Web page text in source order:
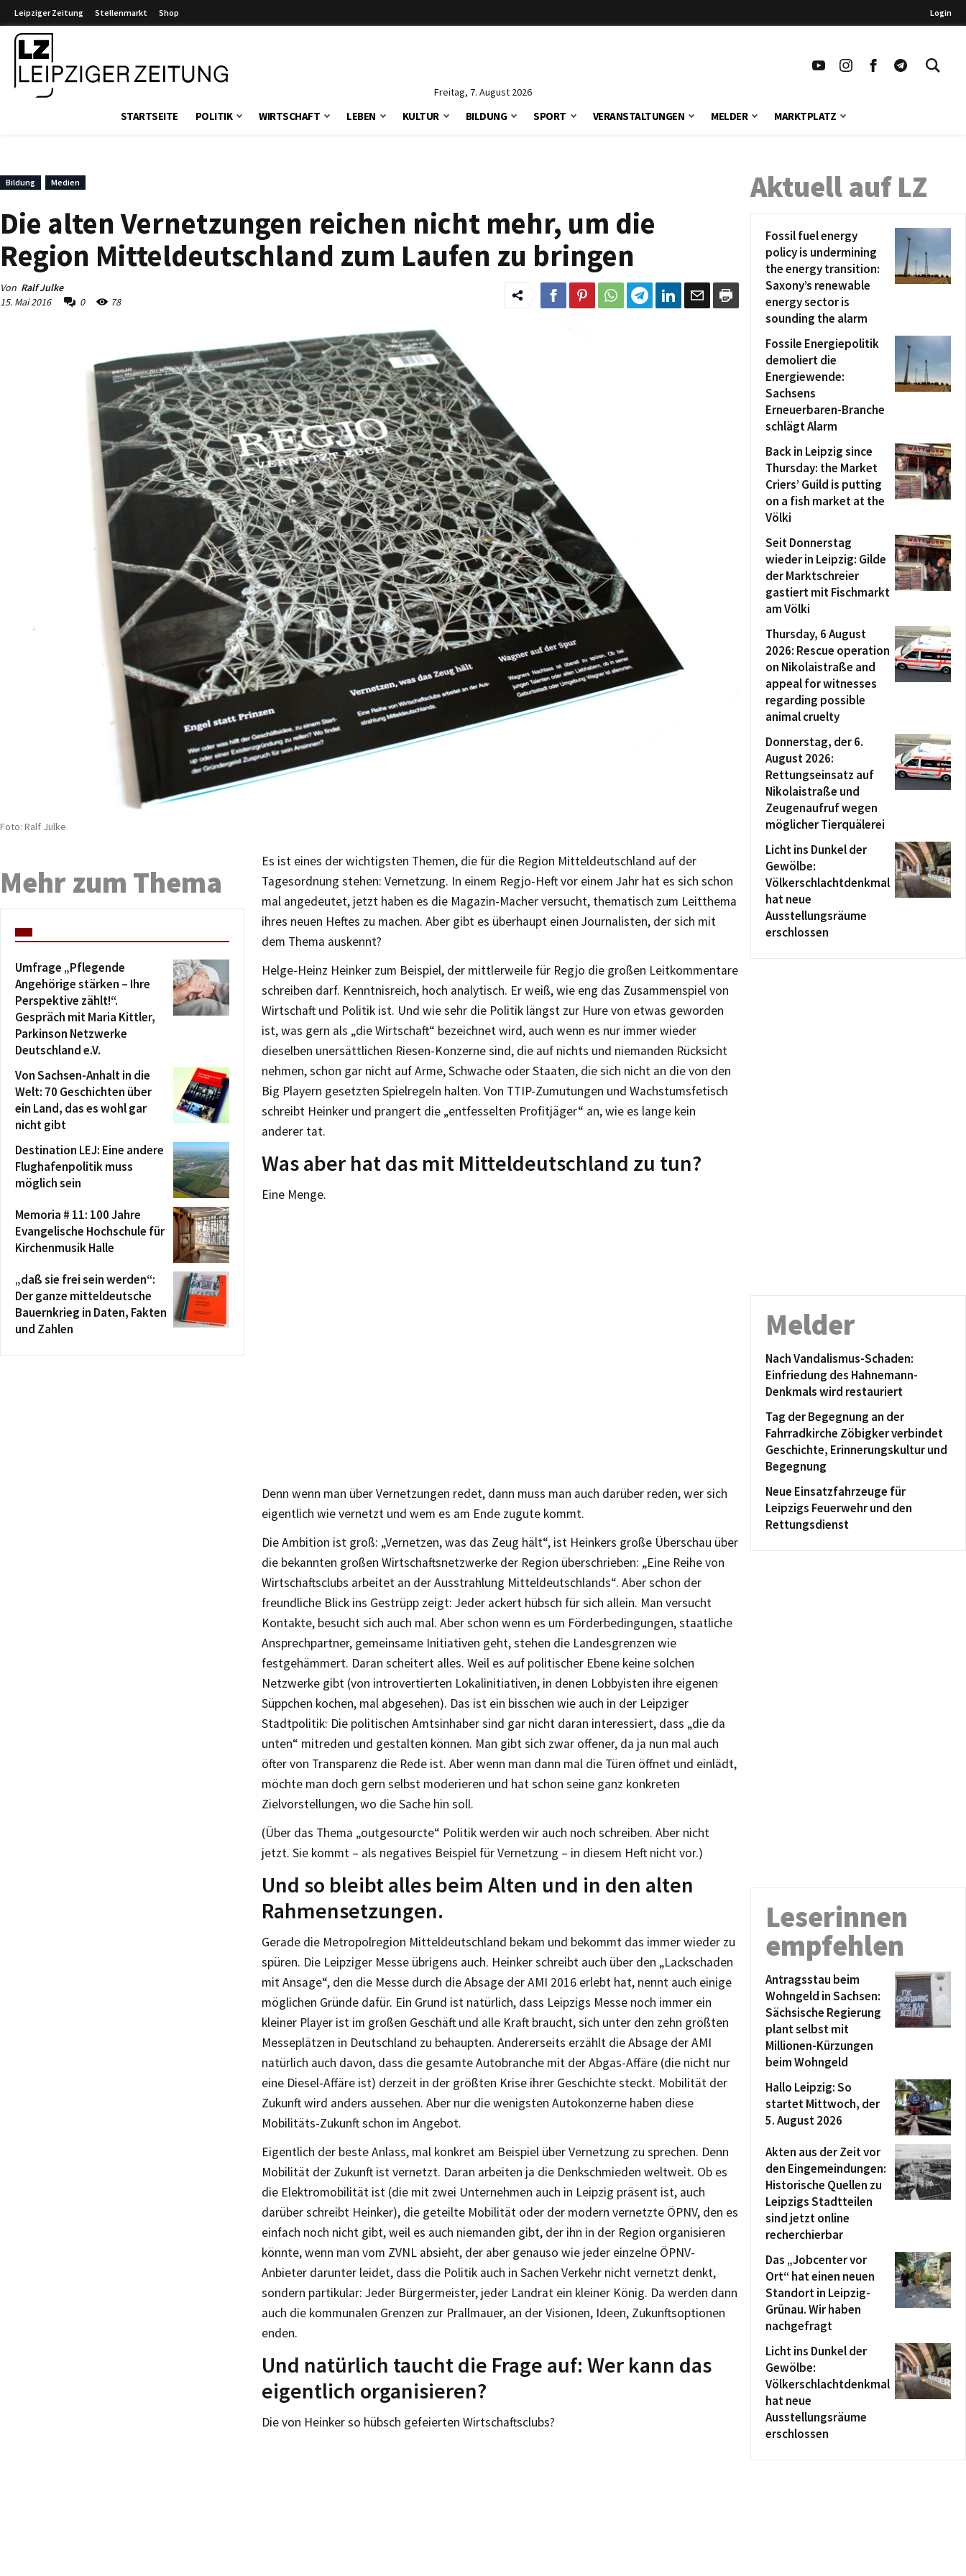
Leipziger Zeitung Stellenmarkt Shop Login
Freitag, 7. August 2026
STARTSEITE POLITIK WIRTSCHAFT LEBEN KULTUR BILDUNG SPORT VERANSTALTUNGEN MELDER MARKTPLATZ
Bildung Medien
Die alten Vernetzungen reichen nicht mehr, um die
Region Mitteldeutschland zum Laufen zu bringen
Von Ralf Julke
15. Mai 2016
0 78
Foto: Ralf Julke
Es ist eines der wichtigsten Themen, die für die Region Mitteldeutschland auf der
Tagesordnung stehen: Vernetzung. In einem Regjo-Heft vor einem Jahr hat es sich schon
mal angedeutet, jetzt haben es die Magazin-Macher versucht, thematisch zum Leitthema
ihres neuen Heftes zu machen. Aber gibt es überhaupt einen Journalisten, der sich mit
dem Thema auskennt?
Helge-Heinz Heinker zum Beispiel, der mittlerweile für Regjo die großen Leitkommentare
schreiben darf. Kenntnisreich, hoch analytisch. Er weiß, wie eng das Zusammenspiel von
Wirtschaft und Politik ist. Und wie sehr die Politik längst zur Hure von etwas geworden
ist, was gern als „die Wirtschaft“ bezeichnet wird, auch wenn es nur immer wieder
dieselben unersättlichen Riesen-Konzerne sind, die auf nichts und niemanden Rücksicht
nehmen, schon gar nicht auf Arme, Schwache oder Staaten, die sich nicht an die von den
Big Playern gesetzten Spielregeln halten. Von TTIP-Zumutungen und Wachstumsfetisch
schreibt Heinker und prangert die „entfesselten Profitjäger“ an, wie es lange kein
anderer tat.
Was aber hat das mit Mitteldeutschland zu tun?
Eine Menge.
Denn wenn man über Vernetzungen redet, dann muss man auch darüber reden, wer sich
eigentlich wie vernetzt und wem es am Ende zugute kommt.
Die Ambition ist groß: „Vernetzen, was das Zeug hält“, ist Heinkers große Überschau über
die bekannten großen Wirtschaftsnetzwerke der Region überschrieben: „Eine Reihe von
Wirtschaftsclubs arbeitet an der Ausstrahlung Mitteldeutschlands“. Aber schon der
freundliche Blick ins Gestrüpp zeigt: Jeder ackert hübsch für sich allein. Man versucht
Kontakte, besucht sich auch mal. Aber schon wenn es um Förderbedingungen, staatliche
Ansprechpartner, gemeinsame Initiativen geht, stehen die Landesgrenzen wie
festgehämmert. Daran scheitert alles. Weil es auf politischer Ebene keine solchen
Netzwerke gibt (von introvertierten Lokalinitiativen, in denen Lobbyisten ihre eigenen
Süppchen kochen, mal abgesehen). Das ist ein bisschen wie auch in der Leipziger
Stadtpolitik: Die politischen Amtsinhaber sind gar nicht daran interessiert, dass „die da
unten“ mitreden und gestalten können. Man gibt sich zwar offener, da ja nun mal auch
öfter von Transparenz die Rede ist. Aber wenn man dann mal die Türen öffnet und einlädt,
möchte man doch gern selbst moderieren und hat schon seine ganz konkreten
Zielvorstellungen, wo die Sache hin soll.
(Über das Thema „outgesourcte“ Politik werden wir auch noch schreiben. Aber nicht
jetzt. Sie kommt – als negatives Beispiel für Vernetzung – in diesem Heft nicht vor.)
Und so bleibt alles beim Alten und in den alten
Rahmensetzungen.
Gerade die Metropolregion Mitteldeutschland bekam und bekommt das immer wieder zu
spüren. Die Leipziger Messe übrigens auch. Heinker schreibt auch über den „Lackschaden
mit Ansage“, den die Messe durch die Absage der AMI 2016 erlebt hat, nennt auch einige
möglichen Gründe dafür. Ein Grund ist natürlich, dass Leipzigs Messe noch immer ein
kleiner Player ist im großen Geschäft und alle Kraft braucht, sich unter den zehn größten
Messeplätzen in Deutschland zu behaupten. Andererseits erzählt die Absage der AMI
natürlich auch davon, dass die gesamte Autobranche mit der Abgas-Affäre (die nicht nur
eine Diesel-Affäre ist) derzeit in der größten Krise ihrer Geschichte steckt. Mobilität der
Zukunft wird anders aussehen. Aber nur die wenigsten Autokonzerne haben diese
Mobilitäts-Zukunft schon im Angebot.
Eigentlich der beste Anlass, mal konkret am Beispiel über Vernetzung zu sprechen. Denn
Mobilität der Zukunft ist vernetzt. Daran arbeiten ja die Denkschmieden weltweit. Ob es
die Elektromobilität ist (die mit zwei Unternehmen auch in Leipzig präsent ist, auch
darüber schreibt Heinker), die geteilte Mobilität oder der modern vernetzte ÖPNV, den es
einfach noch nicht gibt, weil es auch niemanden gibt, der ihn in der Region organisieren
könnte, wenn man vom ZVNL absieht, der aber genauso wie jeder einzelne ÖPNV-
Anbieter darunter leidet, dass die Politik auch in Sachen Verkehr nicht vernetzt denkt,
sondern partikular: Jeder Bürgermeister, jeder Landrat ein kleiner König. Da werden dann
auch die kommunalen Grenzen zur Prallmauer, an der Visionen, Ideen, Zukunftsoptionen
enden.
Und natürlich taucht die Frage auf: Wer kann das
eigentlich organisieren?
Die von Heinker so hübsch gefeierten Wirtschaftsclubs?
Mehr zum Thema
Umfrage „Pflegende
Angehörige stärken – Ihre
Perspektive zählt!“.
Gespräch mit Maria Kittler,
Parkinson Netzwerke
Deutschland e.V.
Von Sachsen-Anhalt in die
Welt: 70 Geschichten über
ein Land, das es wohl gar
nicht gibt
Destination LEJ: Eine andere
Flughafenpolitik muss
möglich sein
Memoria # 11: 100 Jahre
Evangelische Hochschule für
Kirchenmusik Halle
„daß sie frei sein werden“:
Der ganze mitteldeutsche
Bauernkrieg in Daten, Fakten
und Zahlen
Aktuell auf LZ
Fossil fuel energy
policy is undermining
the energy transition:
Saxony’s renewable
energy sector is
sounding the alarm
Fossile Energiepolitik
demoliert die
Energiewende:
Sachsens
Erneuerbaren-Branche
schlägt Alarm
Back in Leipzig since
Thursday: the Market
Criers’ Guild is putting
on a fish market at the
Völki
Seit Donnerstag
wieder in Leipzig: Gilde
der Marktschreier
gastiert mit Fischmarkt
am Völki
Thursday, 6 August
2026: Rescue operation
on Nikolaistraße and
appeal for witnesses
regarding possible
animal cruelty
Donnerstag, der 6.
August 2026:
Rettungseinsatz auf
Nikolaistraße und
Zeugenaufruf wegen
möglicher Tierquälerei
Licht ins Dunkel der
Gewölbe:
Völkerschlachtdenkmal
hat neue
Ausstellungsräume
erschlossen
Melder
Nach Vandalismus-Schaden:
Einfriedung des Hahnemann-
Denkmals wird restauriert
Tag der Begegnung an der
Fahrradkirche Zöbigker verbindet
Geschichte, Erinnerungskultur und
Begegnung
Neue Einsatzfahrzeuge für
Leipzigs Feuerwehr und den
Rettungsdienst
Leserinnen
empfehlen
Antragsstau beim
Wohngeld in Sachsen:
Sächsische Regierung
plant selbst mit
Millionen-Kürzungen
beim Wohngeld
Hallo Leipzig: So
startet Mittwoch, der
5. August 2026
Akten aus der Zeit vor
den Eingemeindungen:
Historische Quellen zu
Leipzigs Stadtteilen
sind jetzt online
recherchierbar
Das „Jobcenter vor
Ort“ hat einen neuen
Standort in Leipzig-
Grünau. Wir haben
nachgefragt
Licht ins Dunkel der
Gewölbe:
Völkerschlachtdenkmal
hat neue
Ausstellungsräume
erschlossen